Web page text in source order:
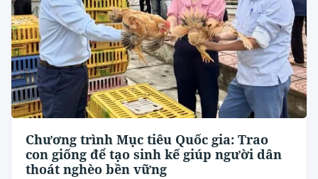
Chương trình Mục tiêu Quốc gia: Trao
con giống để tạo sinh kế giúp người dân
thoát nghèo bền vững